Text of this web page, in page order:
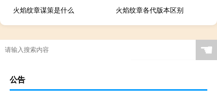
火焰纹章谋策是什么
火焰纹章各代版本区别
☚
公告